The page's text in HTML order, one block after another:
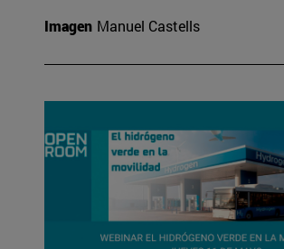
Imagen Manuel Castells